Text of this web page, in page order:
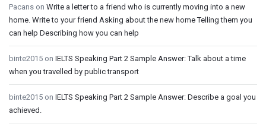
Pacans on Write a letter to a friend who is currently moving into a new
home. Write to your friend Asking about the new home Telling them you
can help Describing how you can help
binte2015 on IELTS Speaking Part 2 Sample Answer: Talk about a time
when you travelled by public transport
binte2015 on IELTS Speaking Part 2 Sample Answer: Describe a goal you
achieved.